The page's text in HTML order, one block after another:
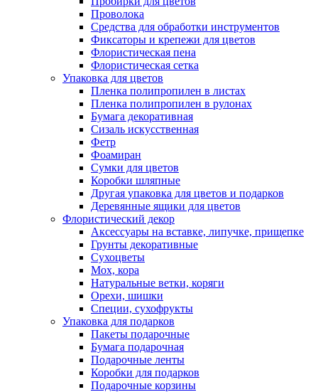
Проволока
Средства для обработки инструментов
Фиксаторы и крепежи для цветов
Флористическая пена
Флористическая сетка
Упаковка для цветов
Пленка полипропилен в листах
Пленка полипропилен в рулонах
Бумага декоративная
Сизаль искусственная
Фетр
Фоамиран
Сумки для цветов
Коробки шляпные
Другая упаковка для цветов и подарков
Деревянные ящики для цветов
Флористический декор
Аксессуары на вставке, липучке, прищепке
Грунты декоративные
Сухоцветы
Мох, кора
Натуральные ветки, коряги
Орехи, шишки
Специи, сухофрукты
Упаковка для подарков
Пакеты подарочные
Бумага подарочная
Подарочные ленты
Коробки для подарков
Подарочные корзины